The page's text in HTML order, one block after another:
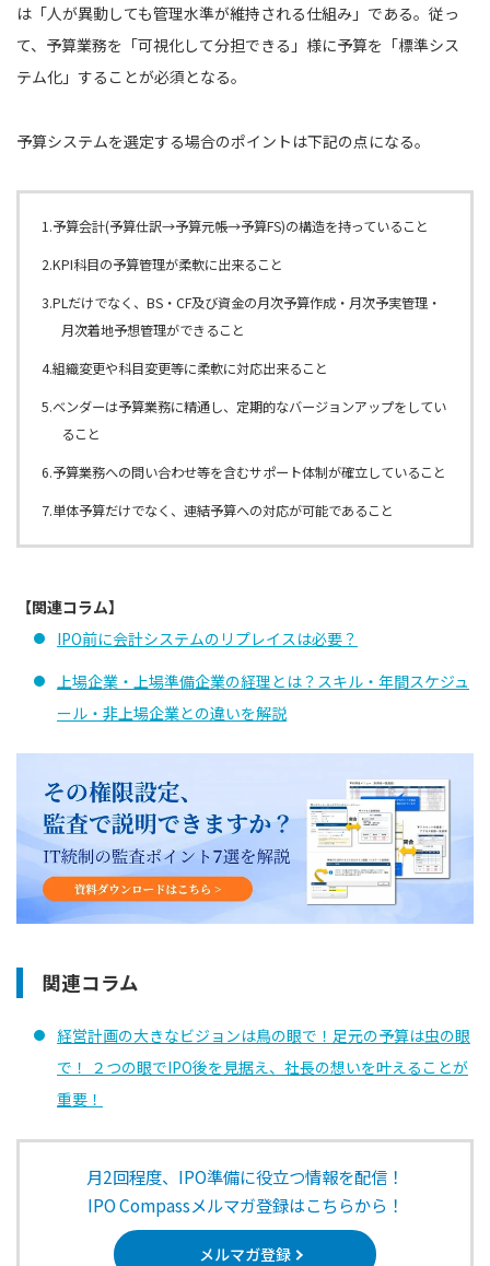
は「人が異動しても管理水準が維持される仕組み」である。従っ
て、予算業務を「可視化して分担できる」様に予算を「標準シス
テム化」することが必須となる。
予算システムを選定する場合のポイントは下記の点になる。
1.予算会計(予算仕訳→予算元帳→予算FS)の構造を持っていること
2.KPI科目の予算管理が柔軟に出来ること
3.PLだけでなく、BS・CF及び資金の月次予算作成・月次予実管理・
月次着地予想管理ができること
4.組織変更や科目変更等に柔軟に対応出来ること
5.ベンダーは予算業務に精通し、定期的なバージョンアップをしてい
ること
6.予算業務への問い合わせ等を含むサポート体制が確立していること
7.単体予算だけでなく、連結予算への対応が可能であること
【関連コラム】
IPO前に会計システムのリプレイスは必要？
上場企業・上場準備企業の経理とは？スキル・年間スケジュ
ール・非上場企業との違いを解説
関連コラム
経営計画の大きなビジョンは鳥の眼で！足元の予算は虫の眼
で！ ２つの眼でIPO後を見据え、社長の想いを叶えることが
重要！
月2回程度、IPO準備に役立つ情報を配信！
IPO Compassメルマガ登録はこちらから！
メルマガ登録